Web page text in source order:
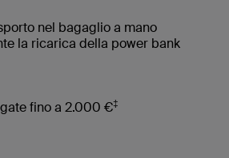
nel bagaglio a mano
la ricarica della power bank
fino a 2.000 €‡